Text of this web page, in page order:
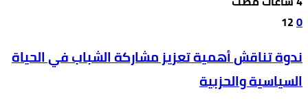
0
12
ندوة تناقش أهمية تعزيز مشاركة الشباب في الحياة
السياسية والحزبية